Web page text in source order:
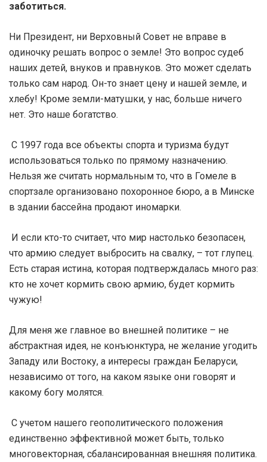
заботиться.
Ни Президент, ни Верховный Совет не вправе в
одиночку решать вопрос о земле! Это вопрос судеб
наших детей, внуков и правнуков. Это может сделать
только сам народ. Он-то знает цену и нашей земле, и
хлебу! Кроме земли-матушки, у нас‚ больше ничего
нет. Это наше богатство.
С 1997 года все объекты спорта и туризма будут
использоваться только по прямому назначению.
Нельзя же считать нормальным то, что в Гомеле в
спортзале организовано похоронное бюро, а в Минске
в здании бассейна продают иномарки.
И если кто-то считает, что мир настолько безопасен,
что армию следует выбросить на свалку, – тот глупец.
Есть старая истина, которая подтверждалась много раз:
кто не хочет кормить свою армию, будет кормить
чужую!
Для меня же главное во внешней политике – не
абстрактная идея, не конъюнктура, не желание угодить
Западу или Востоку, а интересы граждан Беларуси,
независимо от того, на каком языке они говорят и
какому богу молятся.
С учетом нашего геополитического положения
единственно эффективной может быть‚ только
многовекторная, сбалансированная внешняя политика.